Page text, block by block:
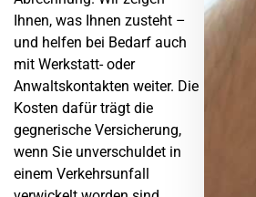
Ihnen, was Ihnen zusteht –
und helfen bei Bedarf auch
mit Werkstatt- oder
Anwaltskontakten weiter. Die
Kosten dafür trägt die
gegnerische Versicherung,
wenn Sie unverschuldet in
einem Verkehrsunfall